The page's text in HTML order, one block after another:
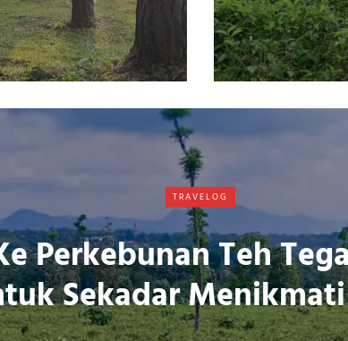
TRAVELOG
Perkebunan Teh
Sekadar